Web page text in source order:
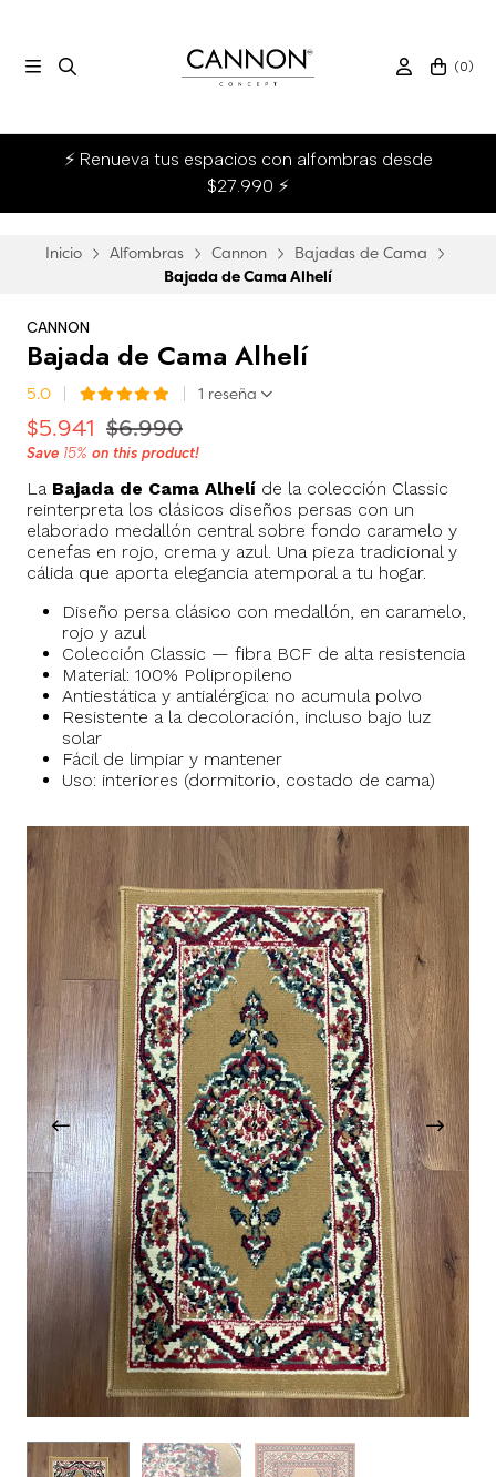
(0)
⚡ Renueva tus espacios con alfombras desde
$27.990 ⚡
Inicio Alfombras Cannon
Bajadas de Cama
Bajada de Cama Alhelí
CANNON
Bajada de Cama Alhelí
5.0 1 reseña
$5.941 $6.990
Save 15% on this product!
La Bajada de Cama Alhelí de la colección Classic
reinterpreta los clásicos diseños persas con un
elaborado medallón central sobre fondo caramelo y
cenefas en rojo, crema y azul. Una pieza tradicional y
cálida que aporta elegancia atemporal a tu hogar.
Diseño persa clásico con medallón, en caramelo,
rojo y azul
Colección Classic — fibra BCF de alta resistencia
Material: 100% Polipropileno
Antiestática y antialérgica: no acumula polvo
Resistente a la decoloración, incluso bajo luz
solar
Fácil de limpiar y mantener
Uso: interiores (dormitorio, costado de cama)